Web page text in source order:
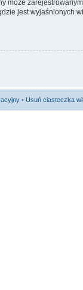
może
jest wyjaśnionych
• Usuń ciasteczka